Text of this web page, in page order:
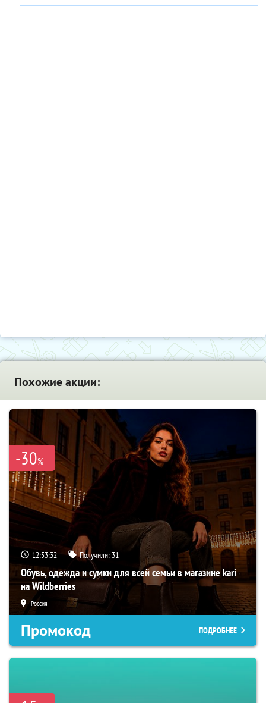
Похожие акции:
-30%
12:53:31 Получили: 31
Обувь, одежда и сумки для всей семьи в магазине kari
на Wildberries
Россия
Промокод ПОДРОБНЕЕ